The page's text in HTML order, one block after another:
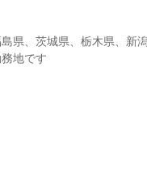
県、茨城県、栃木県、新
地です